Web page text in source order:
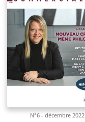
N°6 - décembre 2022